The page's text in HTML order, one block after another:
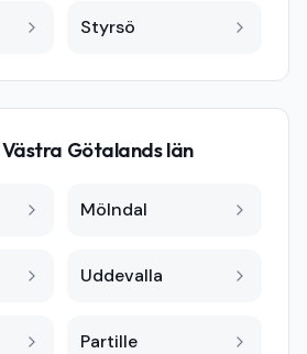
Styrsö
Västra Götalands län
Mölndal
Uddevalla
Partille